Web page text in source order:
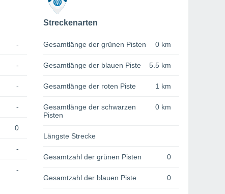
-
-
-
-
0
-
-
Streckenarten
Gesamtlänge der grünen Pisten 0 km
Gesamtlänge der blauen Piste 5.5 km
Gesamtlänge der roten Piste 1 km
Gesamtlänge der schwarzen
Pisten
0 km
Längste Strecke
Gesamtzahl der grünen Pisten 0
Gesamtzahl der blauen Piste 0